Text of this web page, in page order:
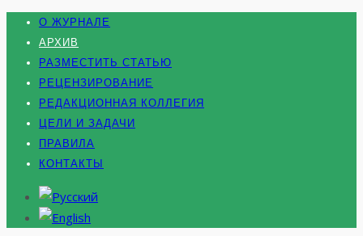
О ЖУРНАЛЕ
АРХИВ
РАЗМЕСТИТЬ СТАТЬЮ
РЕЦЕНЗИРОВАНИЕ
РЕДАКЦИОННАЯ КОЛЛЕГИЯ
ЦЕЛИ И ЗАДАЧИ
ПРАВИЛА
КОНТАКТЫ